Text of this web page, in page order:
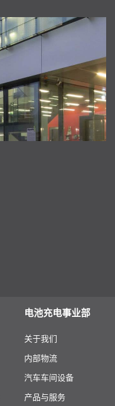
电池充电事业部
关于我们
内部物流
汽车车间设备
产品与服务